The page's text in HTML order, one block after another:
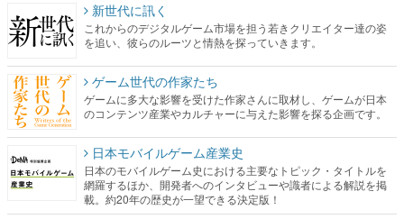
新世代に訊く
これからのデジタルゲーム市場を担う若きクリエイター達の姿
を追い、彼らのルーツと情熱を探っていきます。
ゲーム世代の作家たち
ゲームに多大な影響を受けた作家さんに取材し、ゲームが日本
のコンテンツ産業やカルチャーに与えた影響を探る企画です。
日本モバイルゲーム産業史
日本のモバイルゲーム史における主要なトピック・タイトルを
網羅するほか、開発者へのインタビューや識者による解説を掲
載。約20年の歴史が一望できる決定版！